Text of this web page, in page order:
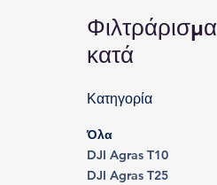
Φιλτράρισμα
κατά
Κατηγορία
Όλα
DJI Agras T10
DJI Agras T25